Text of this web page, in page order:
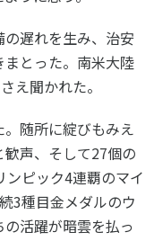
ーツ政策の『卵』 ―
遅れを生み、治安
とった。南米大陸
え聞かれた。
随所に綻びもみえ
声、そして27個の
ピック4連覇のマイ
3種目金メダルのウ
活躍が暗雲を払っ